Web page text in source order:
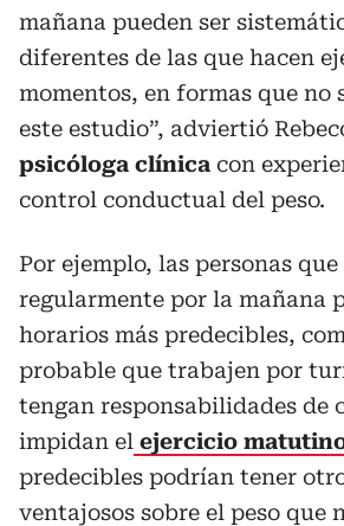
mañana pueden ser
diferentes de las que hacen
momentos, en formas que no
este estudio”, adviertió
psicóloga clínica con
control conductual del peso.
Por ejemplo, las personas
regularmente por la mañana
horarios más predecibles,
probable que trabajen por
tengan responsabilidades de
impidan el ejercicio
predecibles podrían tener
ventajosos sobre el peso que